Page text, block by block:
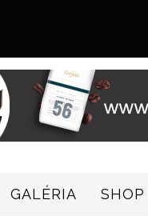
GALÉRIA SHOP